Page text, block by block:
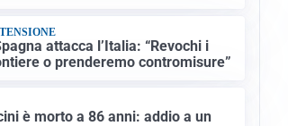
attacca l’Italia: “Revochi i
o prenderemo contromisure”
è morto a 86 anni: addio a un